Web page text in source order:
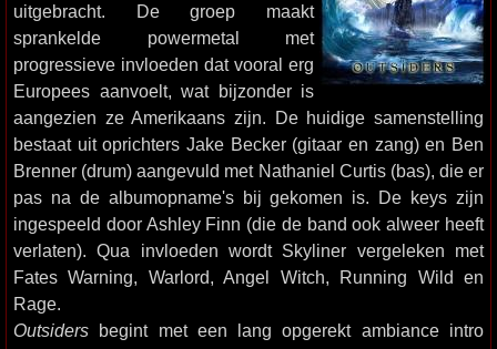
uitgebracht. De groep maakt
sprankelde powermetal met
progressieve invloeden dat vooral erg
Europees aanvoelt, wat bijzonder is
aangezien ze Amerikaans zijn. De huidige samenstelling
bestaat uit oprichters Jake Becker (gitaar en zang) en Ben
Brenner (drum) aangevuld met Nathaniel Curtis (bas), die er
pas na de albumopname's bij gekomen is. De keys zijn
ingespeeld door Ashley Finn (die de band ook alweer heeft
verlaten). Qua invloeden wordt Skyliner vergeleken met
Fates Warning, Warlord, Angel Witch, Running Wild en
Rage.
Outsiders begint met een lang opgerekt ambiance intro